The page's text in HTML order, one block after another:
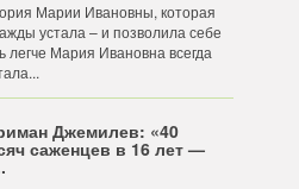
Марии Ивановны, которая
устала – и позволила себе
легче Мария Ивановна всегда
Джемилев: «40
саженцев в 16 лет —